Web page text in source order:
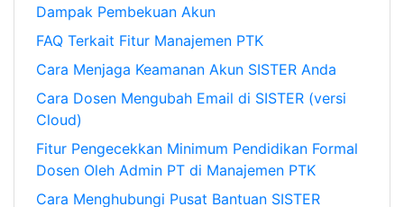
Dampak Pembekuan Akun
FAQ Terkait Fitur Manajemen PTK
Cara Menjaga Keamanan Akun SISTER Anda
Cara Dosen Mengubah Email di SISTER (versi
Cloud)
Fitur Pengecekkan Minimum Pendidikan Formal
Dosen Oleh Admin PT di Manajemen PTK
Cara Menghubungi Pusat Bantuan SISTER